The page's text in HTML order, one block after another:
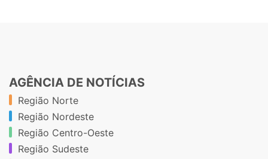
AGÊNCIA DE NOTÍCIAS
Região Norte
Região Nordeste
Região Centro-Oeste
Região Sudeste